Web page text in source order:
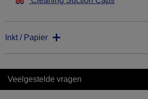
Inkt / Papier
Veelgestelde vragen